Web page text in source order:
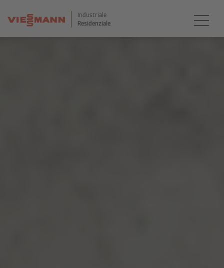
Industriale
Residenziale